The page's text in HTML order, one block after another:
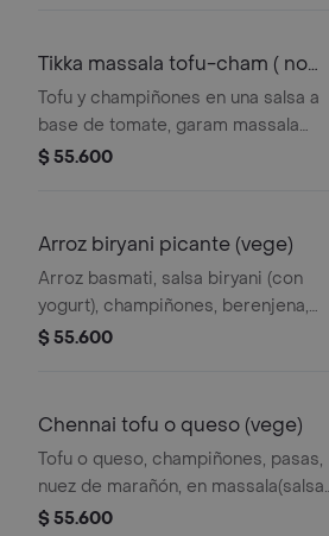
Tikka massala tofu-cham ( no
picte vege)
Tofu y champiñones en una salsa a
base de tomate, garam massala
suave, crema de leche, acompañado
$ 55.600
Arroz biryani picante (vege)
Arroz basmati, salsa biryani (con
yogurt), champiñones, berenjena,
$ 55.600
Chennai tofu o queso (vege)
Tofu o queso, champiñones, pasas,
nuez de marañón, en massala(salsa
con yogurt- especias) acompañado
$ 55.600